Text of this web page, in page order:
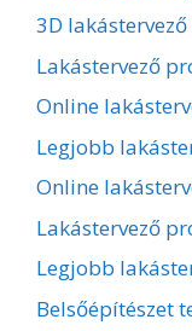
3D
Lakástervező
Online
Legjobb
Online
Lakástervező
Legjobb
Belsőépítészet